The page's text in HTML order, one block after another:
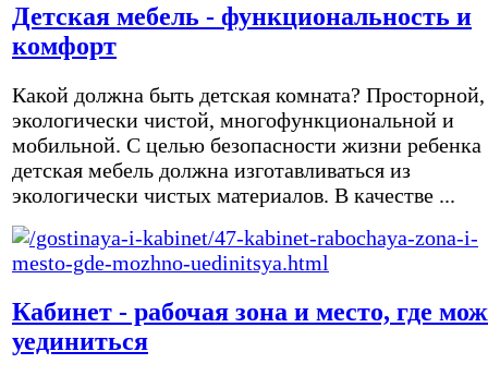
Детская мебель - функциональность и
комфорт
Какой должна быть детская комната? Просторной,
экологически чистой, многофункциональной и
мобильной. С целью безопасности жизни ребенка
детская мебель должна изготавливаться из
экологически чистых материалов. В качестве ...
Кабинет - рабочая зона и место, где
уединиться